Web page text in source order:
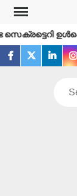
Skip
content
facebook
twitter